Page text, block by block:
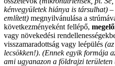
kénvegyületek hiánya is társulhat) –
említett) megnyilvánulása a
következményeként fellépő,
vagy növekedési
visszamaradottság vagy leépülés
lecsökken!). (Ennek egyik formája
ami ugyanazon a földrajzi területen